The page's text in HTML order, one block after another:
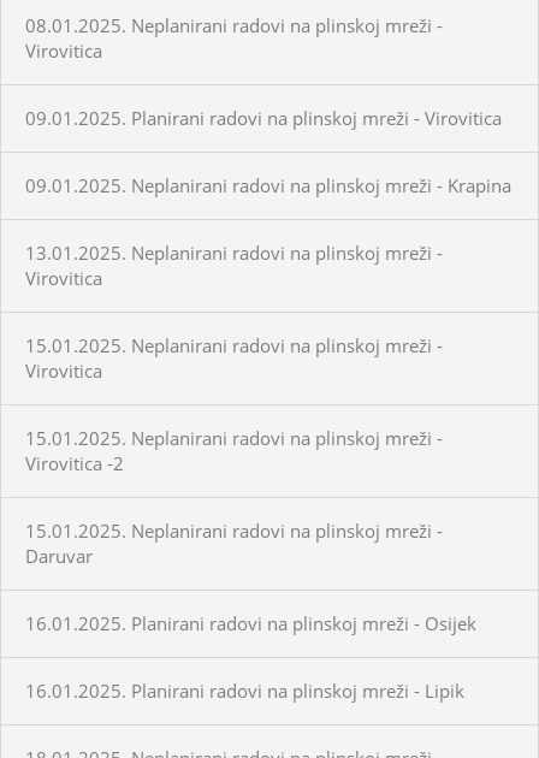
08.01.2025. Neplanirani radovi na plinskoj mreži -
Virovitica
09.01.2025. Planirani radovi na plinskoj mreži - Virovitica
09.01.2025. Neplanirani radovi na plinskoj mreži - Krapina
13.01.2025. Neplanirani radovi na plinskoj mreži -
Virovitica
15.01.2025. Neplanirani radovi na plinskoj mreži -
Virovitica
15.01.2025. Neplanirani radovi na plinskoj mreži -
Virovitica -2
15.01.2025. Neplanirani radovi na plinskoj mreži -
Daruvar
16.01.2025. Planirani radovi na plinskoj mreži - Osijek
16.01.2025. Planirani radovi na plinskoj mreži - Lipik